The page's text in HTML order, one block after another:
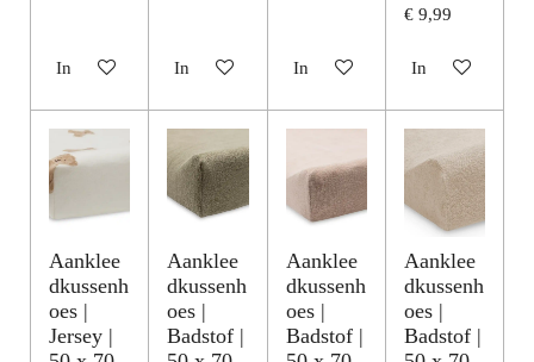
In winkelwagenIn winkelwagenIn winkelwagen
€ 9,99
In winkelwagen
Aanklee
dkussenh
oes |
Jersey |
Aanklee
dkussenh
oes |
Badstof |
Aanklee
dkussenh
oes |
Badstof |
Aanklee
dkussenh
oes |
Badstof |